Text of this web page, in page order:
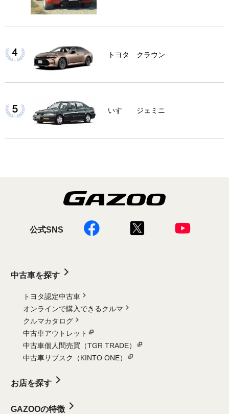
トヨタ クラウン
いすゞ ジェミニ
公式SNS
中古車を探す
トヨタ認定中古車
オンラインで購入できるクルマ
クルマカタログ
中古車アウトレット
中古車個人間売買（TGR TRADE）
中古車サブスク（KINTO ONE）
お店を探す
GAZOOの特徴